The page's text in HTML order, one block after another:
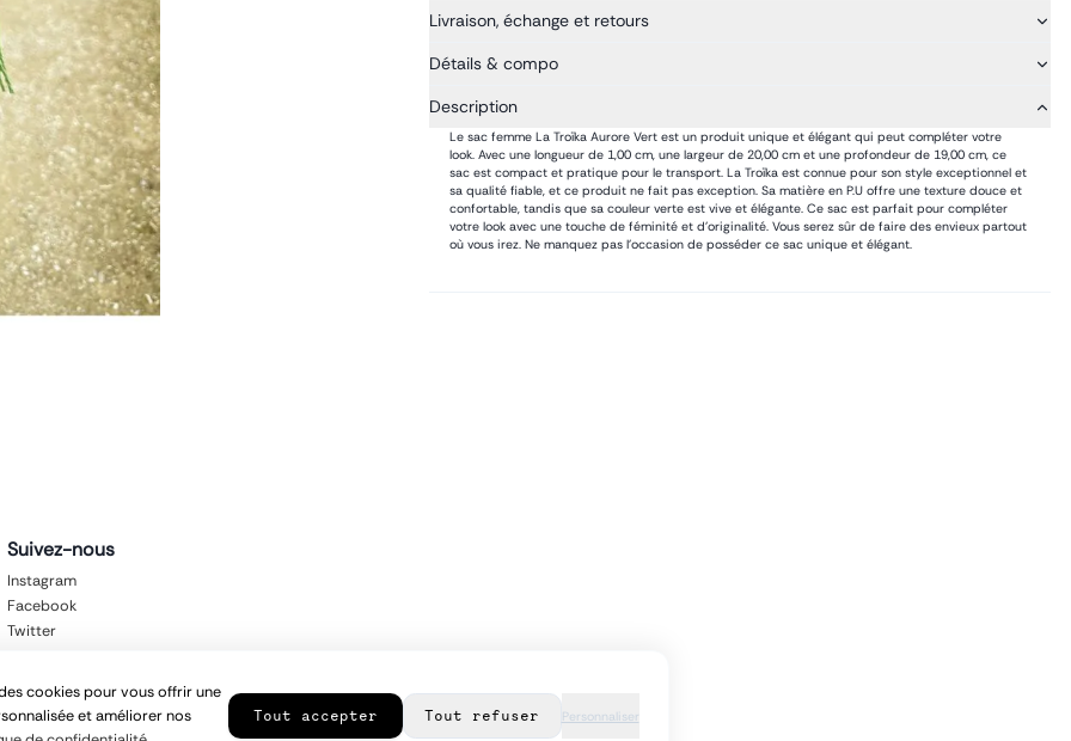
Livraison, échange et retours
Détails & compo
Description
Le sac femme La Troïka Aurore Vert est un produit unique et élégant qui peut compléter votre
look. Avec une longueur de 1,00 cm, une largeur de 20,00 cm et une profondeur de 19,00 cm, ce
sac est compact et pratique pour le transport. La Troïka est connue pour son style exceptionnel et
sa qualité fiable, et ce produit ne fait pas exception. Sa matière en P.U offre une texture douce et
confortable, tandis que sa couleur verte est vive et élégante. Ce sac est parfait pour compléter
votre look avec une touche de féminité et d'originalité. Vous serez sûr de faire des envieux partout
où vous irez. Ne manquez pas l'occasion de posséder ce sac unique et élégant.
Suivez-nous
Instagram
Facebook
Twitter
cookies pour vous offrir une
et améliorer nos
Tout accepter Tout refuser Personnaliser